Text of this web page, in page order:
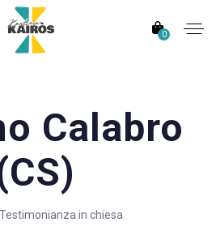
0
Calabro
in chiesa